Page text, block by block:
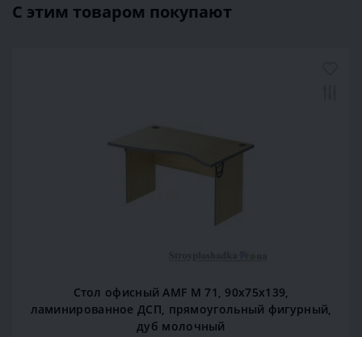
С этим товаром покупают
Стол офисный AMF М 71, 90х75х139,
ламинированное ДСП, прямоугольный фигурный,
дуб молочный